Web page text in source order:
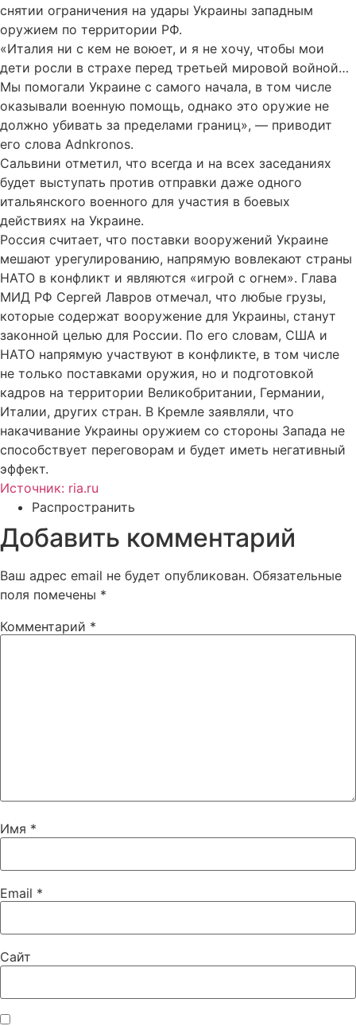
снятии ограничения на удары Украины западным
оружием по территории РФ.
«Италия ни с кем не воюет, и я не хочу, чтобы мои
дети росли в страхе перед третьей мировой войной…
Мы помогали Украине с самого начала, в том числе
оказывали военную помощь, однако это оружие не
должно убивать за пределами границ», — приводит
его слова Adnkronos.
Сальвини отметил, что всегда и на всех заседаниях
будет выступать против отправки даже одного
итальянского военного для участия в боевых
действиях на Украине.
Россия считает, что поставки вооружений Украине
мешают урегулированию, напрямую вовлекают страны
НАТО в конфликт и являются «игрой с огнем». Глава
МИД РФ Сергей Лавров отмечал, что любые грузы,
которые содержат вооружение для Украины, станут
законной целью для России. По его словам, США и
НАТО напрямую участвуют в конфликте, в том числе
не только поставками оружия, но и подготовкой
кадров на территории Великобритании, Германии,
Италии, других стран. В Кремле заявляли, что
накачивание Украины оружием со стороны Запада не
способствует переговорам и будет иметь негативный
эффект.
Источник: ria.ru
Распространить
Добавить комментарий
Ваш адрес email не будет опубликован. Обязательные
поля помечены *
Комментарий *
Имя *
Email *
Сайт